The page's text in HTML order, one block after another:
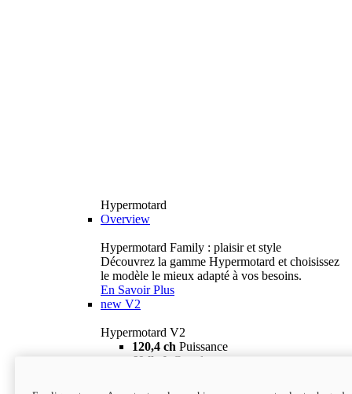
Hypermotard
Overview
Hypermotard Family : plaisir et style
Découvrez la gamme Hypermotard et choisissez
le modèle le mieux adapté à vos besoins.
En Savoir Plus
new V2
Hypermotard V2
120,4 ch Puissance
69 lb-ft
Couple
18 895 $